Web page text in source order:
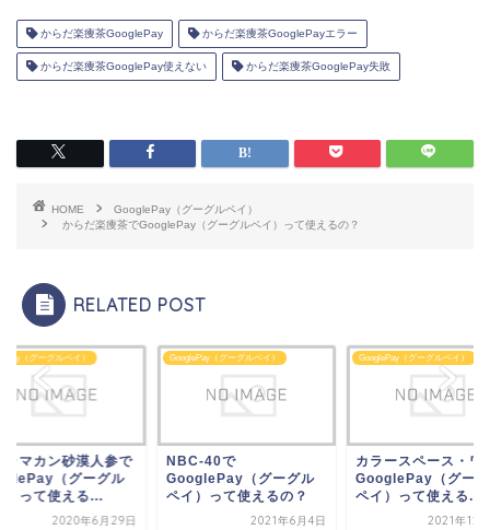
からだ楽痩茶GooglePay からだ楽痩茶GooglePayエラー
からだ楽痩茶GooglePay使えない からだ楽痩茶GooglePay失敗
HOME
GooglePay（グーグルペイ）
からだ楽痩茶でGooglePay（グーグルペイ）って使えるの？
RELATED POST
（グーグルペイ）
ラマカン砂漠人参で
（グーグル
）って使える...
2020年6月29日
GooglePay（グーグルペイ）
NBC-40で
GooglePay（グーグル
ペイ）って使えるの？
2021年6月4日
GooglePay（グーグルペイ）
カラースペース・ワ
GooglePay（グー
ペイ）って使える...
2021年12